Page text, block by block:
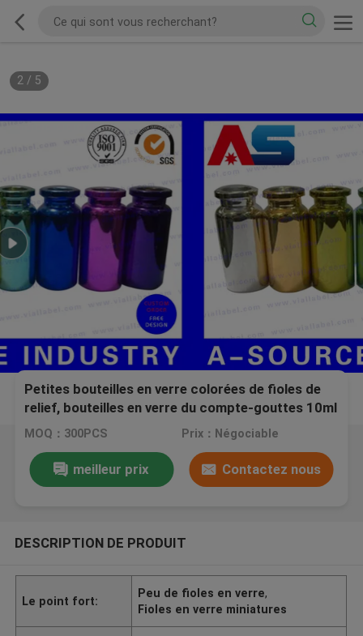
2/ 5
Petites bouteilles en verre colorées de fioles de
relief, bouteilles en verre du compte-gouttes 10ml
MOQ：300PCS Prix：Négociable
meilleur prix Contactez nous
DESCRIPTION DE PRODUIT
Le point fort:
Peu de fioles en verre,
Fioles en verre miniatures